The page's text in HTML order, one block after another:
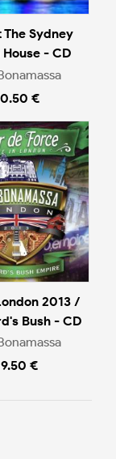
The Sydney
- CD
€
2013 /
Bush - CD
€